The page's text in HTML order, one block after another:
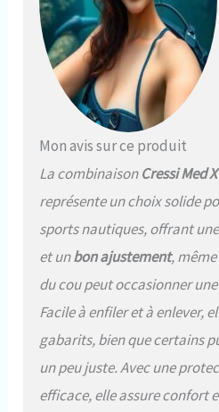
Mon avis sur ce produit
La combinaisonCressi Med
représente un choix solide
sports nautiques, offrant une
et unbon ajustement,
du cou peut occasionner
Facile à enfiler et à enlever,
gabarits, bien que certains
un peu juste. Avec une
efficace, elle assure confort